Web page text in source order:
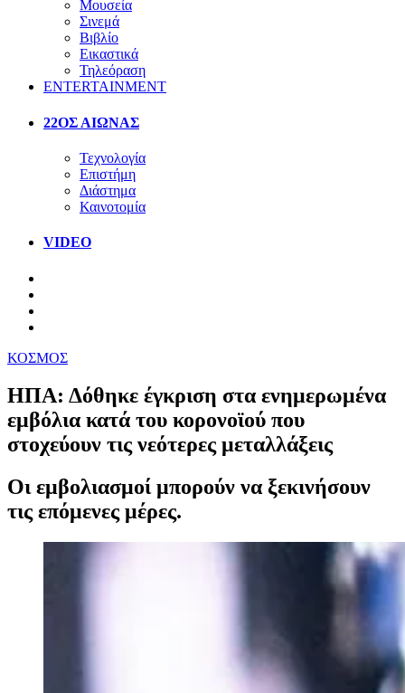
Μουσεία
Σινεμά
Βιβλίο
Εικαστικά
Τηλεόραση
ENTERTAINMENT
22ΟΣ ΑΙΩΝΑΣ
Τεχνολογία
Επιστήμη
Διάστημα
Καινοτομία
VIDEO
ΚΟΣΜΟΣ
ΗΠΑ: Δόθηκε έγκριση στα ενημερωμένα
εμβόλια κατά του κορονοϊού που
στοχεύουν τις νεότερες μεταλλάξεις
Οι εμβολιασμοί μπορούν να ξεκινήσουν
τις επόμενες μέρες.